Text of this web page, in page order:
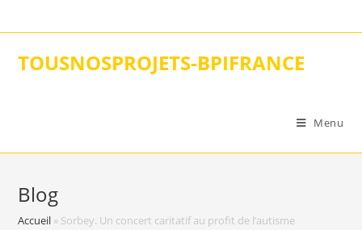
to
TOUSNOSPROJETS-BPIFRANCE
Menu
Blog
Accueil » Sorbey. Un concert caritatif au profit de l’autisme